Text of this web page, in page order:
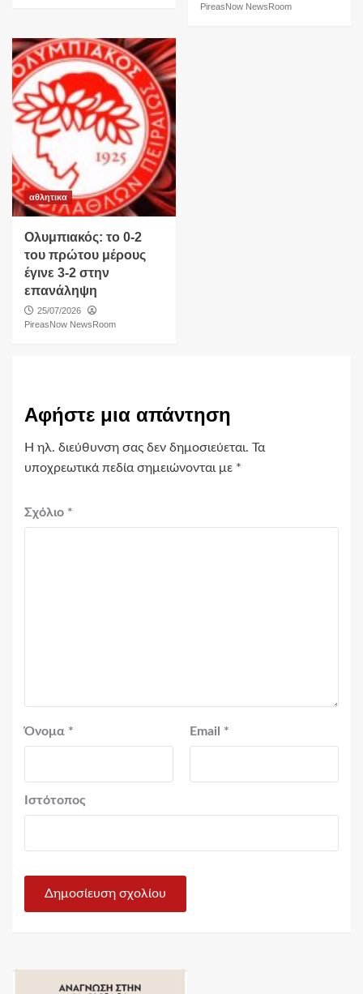
PireasNow NewsRoom
αθλητικα
Ολυμπιακός: το 0-2
του πρώτου μέρους
έγινε 3-2 στην
επανάληψη
25/07/2026
PireasNow NewsRoom
Αφήστε μια απάντηση
Η ηλ. διεύθυνση σας δεν δημοσιεύεται. Τα
υποχρεωτικά πεδία σημειώνονται με *
Σχόλιο *
Όνομα * Email *
Ιστότοπος